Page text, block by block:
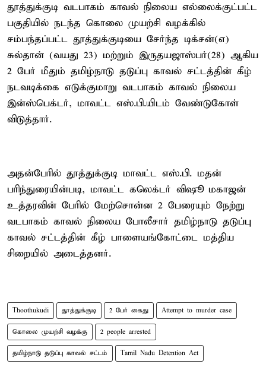
தூத்துக்குடி வடபாகம் காவல் நிலைய எல்லைக்குட்பட்ட
பகுதியில் நடந்த கொலை முயற்சி வழக்கில்
சம்பந்தப்பட்ட தூத்துக்குடியை சேர்ந்த டிக்சன்(எ)
சுல்தான் (வயது 23) மற்றும் இருதயஜாஸ்பர்(28) ஆகிய
2 பேர் மீதும் தமிழ்நாடு தடுப்பு காவல் சட்டத்தின் கீழ்
நடவடிக்கை எடுக்குமாறு வடபாகம் காவல் நிலைய
இன்ஸ்பெக்டர், மாவட்ட எஸ்.பி.யிடம் வேண்டுகோள்
விடுத்தார்.
அதன்பேரில் தூத்துக்குடி மாவட்ட எஸ்.பி. மதன்
பரிந்துரையின்படி, மாவட்ட கலெக்டர் விஷூ மகாஜன்
உத்தரவின் பேரில் மேற்சொன்ன 2 பேரையும் நேற்று
வடபாகம் காவல் நிலைய போலீசார் தமிழ்நாடு தடுப்பு
காவல் சட்டத்தின் கீழ் பாளையங்கோட்டை மத்திய
சிறையில் அடைத்தனர்.
Thoothukudi தூத்துக்குடி 2 பேர் கைது Attempt to murder case
கொலை முயற்சி வழக்கு 2 people arrested
தமிழ்நாடு தடுப்பு காவல் சட்டம் Tamil Nadu Detention Act